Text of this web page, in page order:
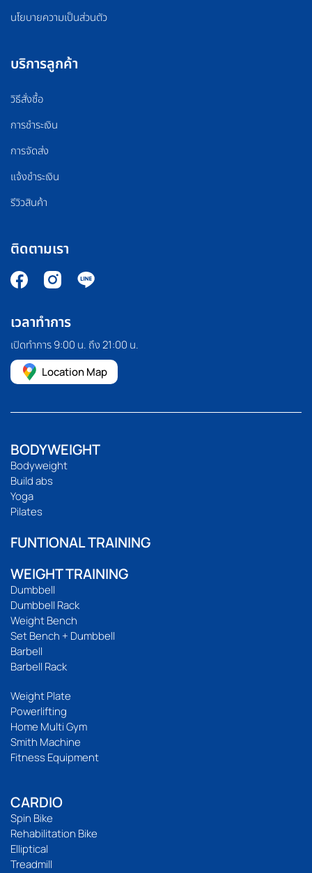
นโยบายความเป็นส่วนตัว
บริการลูกค้า
วิธีสั่งซื้อ
การชำระเงิน
การจัดส่ง
แจ้งชำระเงิน
รีวิวสินค้า
ติดตามเรา
เวลาทำการ
เปิดทำการ 9:00 น. ถึง 21:00 น.
Location Map
BODYWEIGHT
Bodyweight
Build abs
Yoga
Pilates
FUNTIONAL TRAINING
WEIGHT TRAINING
Dumbbell
Dumbbell Rack
Weight Bench
Set Bench + Dumbbell
Barbell
Barbell Rack
Weight Plate
Powerlifting
Home Multi Gym
Smith Machine
Fitness Equipment
CARDIO
Spin Bike
Rehabilitation Bike
Elliptical
Treadmill